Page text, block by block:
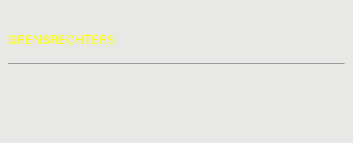
GRENSRECHTERS: